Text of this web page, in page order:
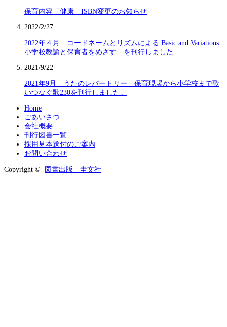
保育内容「健康」ISBN変更のお知らせ
2022/2/27
2022年４月 コードネームとリズムによる Basic and Variations
小学校教諭と保育者をめざす を刊行しました
2021/9/22
2021年9月 うたのレパートリー 保育現場から小学校まで歌
いつなぐ歌230を刊行しました。
Home
ごあいさつ
会社概要
刊行図書一覧
採用見本送付のご案内
お問い合わせ
Copyright © 図書出版 圭文社